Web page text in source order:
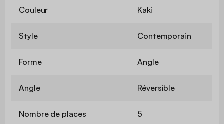
Couleur Kaki
Style Contemporain
Forme Angle
Angle Réversible
Nombre de places 5